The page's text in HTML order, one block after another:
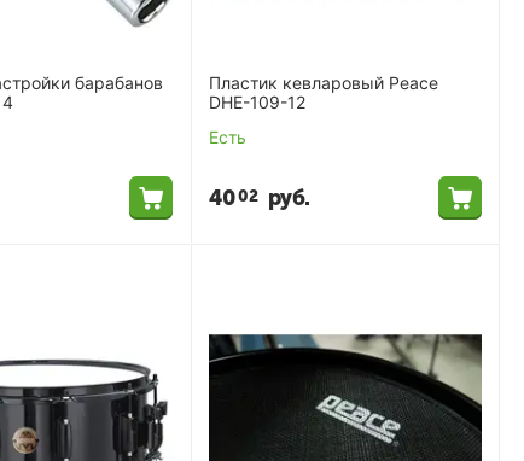
барабанов
Пластик кевларовый Peace
DHE-109-12
Есть
4002 руб.